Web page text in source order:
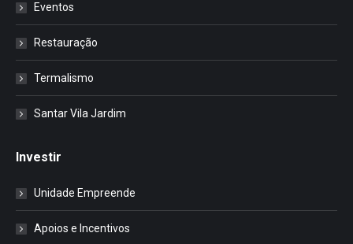
Eventos
Restauração
Termalismo
Santar Vila Jardim
Investir
Unidade Empreende
Apoios e Incentivos